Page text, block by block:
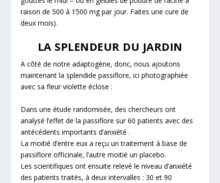
raison de 500 à 1500 mg par jour. Faites une cure de
deux mois).
LA SPLENDEUR DU JARDIN
A côté de notre adaptogène, donc, nous ajoutons
maintenant la splendide passiflore, ici photographiée
avec sa fleur violette éclose :
Dans une étude randomisée, des chercheurs ont
analysé l’effet de la passiflore sur 60 patients avec des
antécédents importants d’anxiété .
La moitié d’entre eux a reçu un traitement à base de
passiflore officinale, l’autre moitié un placebo.
Les scientifiques ont ensuite relevé le niveau d’anxiété
des patients traités, à deux intervalles : 30 et 90